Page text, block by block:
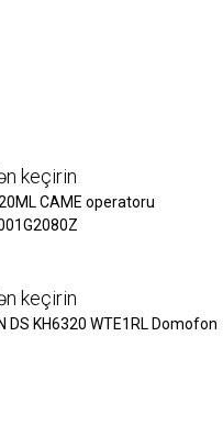
keçirin
CAME operatoru
keçirin
DS KH6320 WTE1 RL Domofon